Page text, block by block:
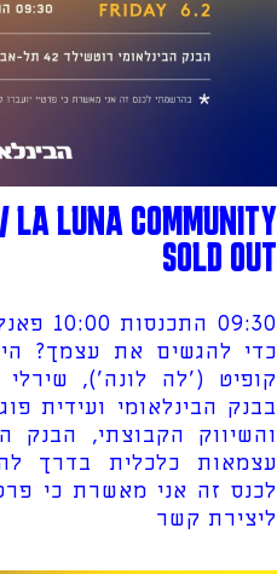
LA LUNA COMMUNITY
SOLD OUT
09:30
כדי להגשים את עצמך?
קופיט ('לה לונה'),
בבנק הבינלאומי ועידית
והשיווק הקבוצתי, הבנק
עצמאות כלכלית בדרך
לכנס זה אני מאשרת כי
ליצירת קשר